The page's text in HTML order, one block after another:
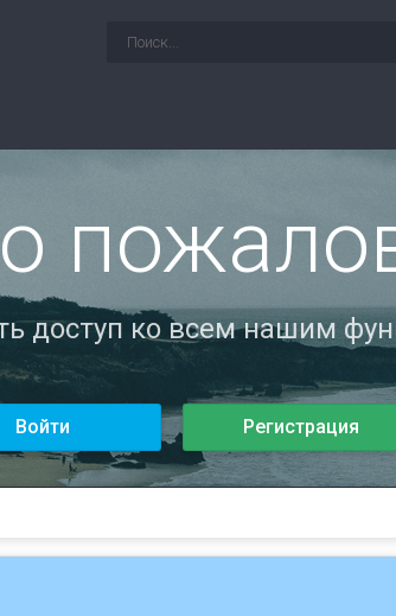
доступ ко всем нашим
Войти Регистрация